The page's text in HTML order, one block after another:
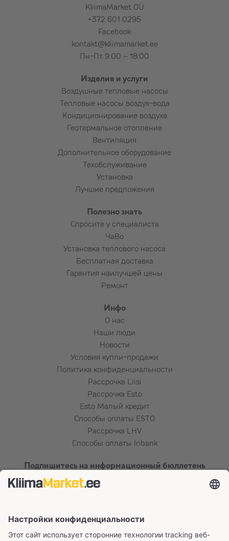
KliimaMarket OÜ
+372 601 0295
Facebook
kontakt@kliimamarket.ee
Пн-Пт 9:00 – 18:00
Изделия и услуги
Воздушные тепловые насосы
Тепловые насосы воздух-вода
Кондиционирование воздуха
Геотермальное отопление
Вентиляция
Дополнительное оборудование
Техобслуживание
Установка
Лучшие предложения
Полезно знать
Спросите у специалиста
ЧаВо
Установка теплового насоса
Бесплатная доставка
Гарантия наилучшей цены
Ремонт
Инфо
О нас
Наши люди
Новости
Условия купли-продажи
Политика конфиденциальности
Рассрочка Liisi
Рассрочка Esto
Esto Малый кредит
Способы оплаты ESTO
Рассрочка LHV
Способы оплаты Inbank
Подпишитесь на информационный бюллетень
Сертификаты и способы оплаты